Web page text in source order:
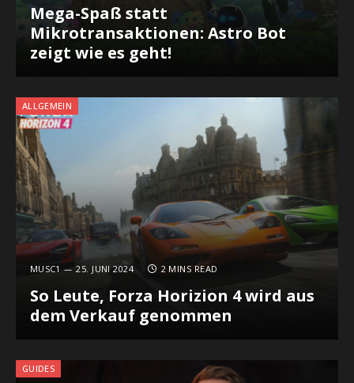
Mega-Spaß statt
Mikrotransaktionen: Astro Bot
zeigt wie es geht!
ALLGEMEIN
MUSC1 25. JUNI 2024 2 MINS READ
So Leute, Forza Horizion 4 wird aus
dem Verkauf genommen
GUIDES